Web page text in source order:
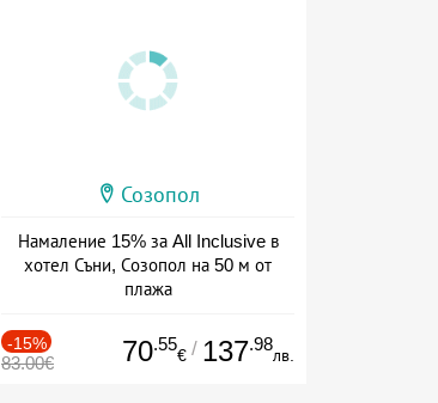
Созопол
Намаление 15% за All Inclusive в
хотел Съни, Созопол на 50 м от
плажа
-15%
83.00€ 70.55
€ / 137.98
лв.